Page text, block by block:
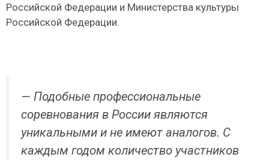
Российской Федерации и Министерства культуры
Российской Федерации.
— Подобные профессиональные
соревнования в России являются
уникальными и не имеют аналогов. С
каждым годом количество участников